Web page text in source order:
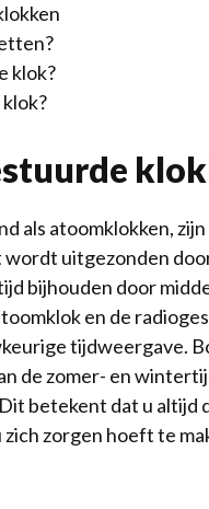
klok?
als atoomklokken,
uitgezonden
bijhouden door
en de
tijdweergave.
de zomer- en
betekent dat u altijd
zorgen hoeft te